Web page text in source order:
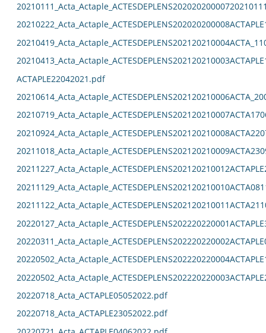
ACTAPLE22042021.pdf
20220718_Acta_ACTAPLE05052022.pdf
20220718_Acta_ACTAPLE23052022.pdf